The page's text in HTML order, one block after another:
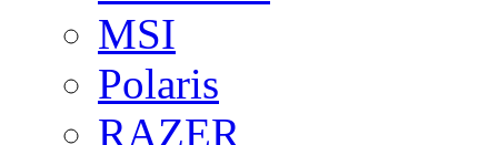
MSI
Polaris
RAZER